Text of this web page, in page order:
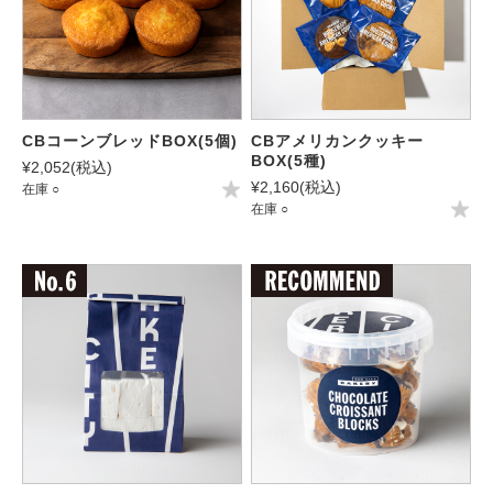
CBコーンブレッドBOX(5個)
¥2,052(税込)
在庫 ○
CBアメリカンクッキー
BOX(5種)
¥2,160(税込)
在庫 ○